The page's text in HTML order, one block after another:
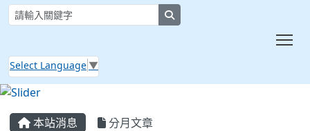
Select Language ▼
本站消息 分月文章